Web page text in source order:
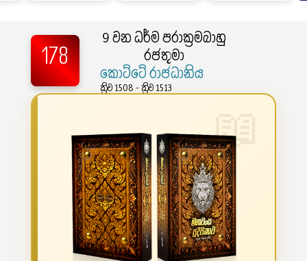
178
9 වන ධර්ම පරාක්‍රමබාහු
රජතුමා
කොට්ටේ රාජධානිය
ක්‍රිව 1508 - ක්‍රිව 1513